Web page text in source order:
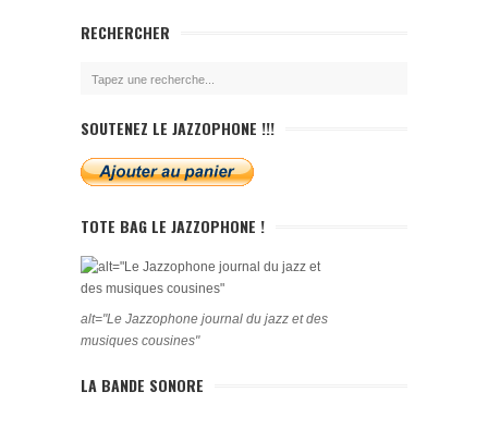
RECHERCHER
SOUTENEZ LE JAZZOPHONE !!!
TOTE BAG LE JAZZOPHONE !
alt="Le Jazzophone journal du jazz et des
musiques cousines"
LA BANDE SONORE